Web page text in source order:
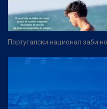
Португалски национал заби